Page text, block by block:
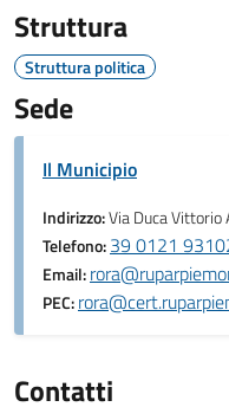
Struttura
Struttura politica
Sede
Il Municipio
Indirizzo:Via Duca Vittorio
Telefono:39 0121
Email:
PEC:
Contatti